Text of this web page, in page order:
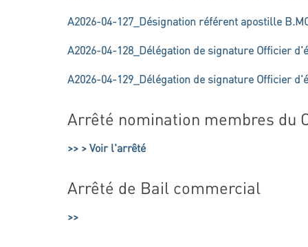
A2026-04-127_Désignation référent apostille
A2026-04-128_Délégation de signature Officier
A2026-04-129_Délégation de signature Officier
Arrêté nomination membres du
> Voir l'arrêté
Arrêté de Bail commercial